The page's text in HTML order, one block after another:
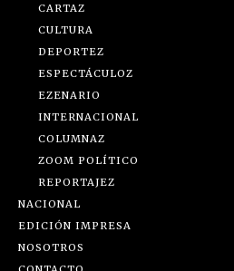
CARTAZ
CULTURA
DEPORTEZ
ESPECTÁCULOZ
EZENARIO
INTERNACIONAL
COLUMNAZ
ZOOM POLÍTICO
REPORTAJEZ
NACIONAL
EDICIÓN IMPRESA
NOSOTROS